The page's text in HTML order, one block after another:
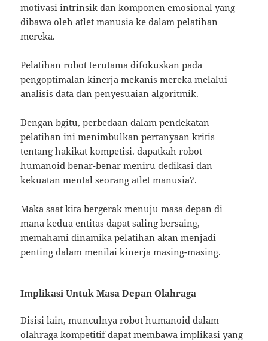
motivasi intrinsik dan komponen emosional yang
dibawa oleh atlet manusia ke dalam pelatihan
mereka.
Pelatihan robot terutama difokuskan pada
pengoptimalan kinerja mekanis mereka melalui
analisis data dan penyesuaian algoritmik.
Dengan bgitu, perbedaan dalam pendekatan
pelatihan ini menimbulkan pertanyaan kritis
tentang hakikat kompetisi. dapatkah robot
humanoid benar-benar meniru dedikasi dan
kekuatan mental seorang atlet manusia?.
Maka saat kita bergerak menuju masa depan di
mana kedua entitas dapat saling bersaing,
memahami dinamika pelatihan akan menjadi
penting dalam menilai kinerja masing-masing.
Implikasi Untuk Masa Depan Olahraga
Disisi lain, munculnya robot humanoid dalam
olahraga kompetitif dapat membawa implikasi yang